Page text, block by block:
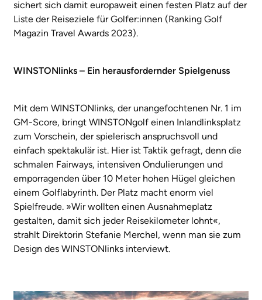
sichert sich damit europaweit einen festen Platz auf der
Liste der Reiseziele für Golfer:innen (Ranking Golf
Magazin Travel Awards 2023).
WINSTONlinks – Ein herausfordernder Spielgenuss
Mit dem WINSTONlinks, der unangefochtenen Nr. 1 im
GM-Score, bringt WINSTONgolf einen Inlandlinksplatz
zum Vorschein, der spielerisch anspruchsvoll und
einfach spektakulär ist. Hier ist Taktik gefragt, denn die
schmalen Fairways, intensiven Ondulierungen und
emporragenden über 10 Meter hohen Hügel gleichen
einem Golflabyrinth. Der Platz macht enorm viel
Spielfreude. »Wir wollten einen Ausnahmeplatz
gestalten, damit sich jeder Reisekilometer lohnt«,
strahlt Direktorin Stefanie Merchel, wenn man sie zum
Design des WINSTONlinks interviewt.